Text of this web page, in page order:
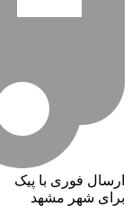
ارسال فوری با پیک
برای شهر مشهد